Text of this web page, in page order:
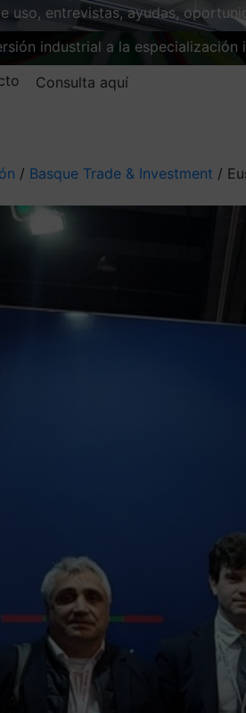
uso, entrevistas, ayudas,
industrial a la especialización
Consulta aquí
/ Basque Trade & Investment /